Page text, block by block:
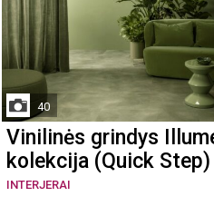
40
Vinilinės grindys
kolekcija (Quick Step)
INTERJERAI